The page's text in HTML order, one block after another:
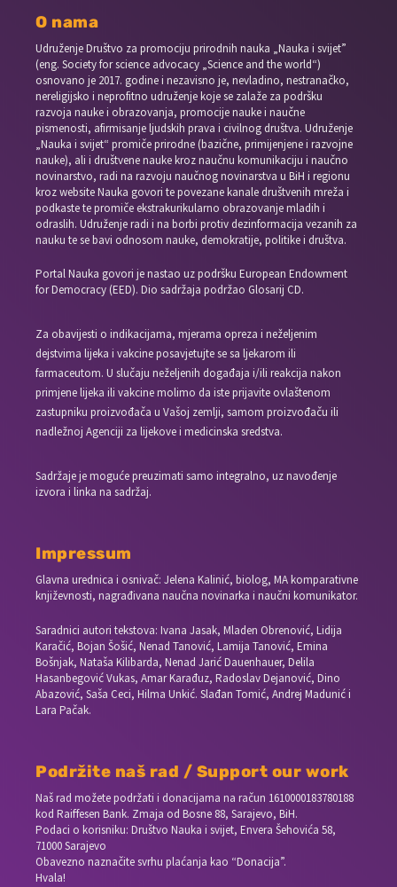
O nama
Udruženje Društvo za promociju prirodnih nauka „Nauka i svijet”
(eng. Society for science advocacy „Science and the world“)
osnovano je 2017. godine i nezavisno je, nevladino, nestranačko,
nereligijsko i neprofitno udruženje koje se zalaže za podršku
razvoja nauke i obrazovanja, promocije nauke i naučne
pismenosti, afirmisanje ljudskih prava i civilnog društva. Udruženje
„Nauka i svijet“ promiče prirodne (bazične, primijenjene i razvojne
nauke), ali i društvene nauke kroz naučnu komunikaciju i naučno
novinarstvo, radi na razvoju naučnog novinarstva u BiH i regionu
kroz website Nauka govori te povezane kanale društvenih mreža i
podkaste te promiče ekstrakurikularno obrazovanje mladih i
odraslih. Udruženje radi i na borbi protiv dezinformacija vezanih za
nauku te se bavi odnosom nauke, demokratije, politike i društva.
Portal Nauka govori je nastao uz podršku European Endowment
for Democracy (EED). Dio sadržaja podržao Glosarij CD.
Za obavijesti o indikacijama, mjerama opreza i neželjenim
dejstvima lijeka i vakcine posavjetujte se sa ljekarom ili
farmaceutom. U slučaju neželjenih događaja i/ili reakcija nakon
primjene lijeka ili vakcine molimo da iste prijavite ovlaštenom
zastupniku proizvođača u Vašoj zemlji, samom proizvođaču ili
nadležnoj Agenciji za lijekove i medicinska sredstva.
Sadržaje je moguće preuzimati samo integralno, uz navođenje
izvora i linka na sadržaj.
Impressum
Glavna urednica i osnivač: Jelena Kalinić, biolog, MA komparativne
književnosti, nagrađivana naučna novinarka i naučni komunikator.
Saradnici autori tekstova: Ivana Jasak, Mladen Obrenović, Lidija
Karačić, Bojan Šošić, Nenad Tanović, Lamija Tanović, Emina
Bošnjak, Nataša Kilibarda, Nenad Jarić Dauenhauer, Delila
Hasanbegović Vukas, Amar Karađuz, Radoslav Dejanović, Dino
Abazović, Saša Ceci, Hilma Unkić. Slađan Tomić, Andrej Madunić i
Lara Pačak.
Podržite naš rad / Support our work
Naš rad možete podržati i donacijama na račun 1610000183780188
kod Raiffesen Bank. Zmaja od Bosne 88, Sarajevo, BiH.
Podaci o korisniku: Društvo Nauka i svijet, Envera Šehovića 58,
71000 Sarajevo
Obavezno naznačite svrhu plaćanja kao “Donacija”.
Hvala!